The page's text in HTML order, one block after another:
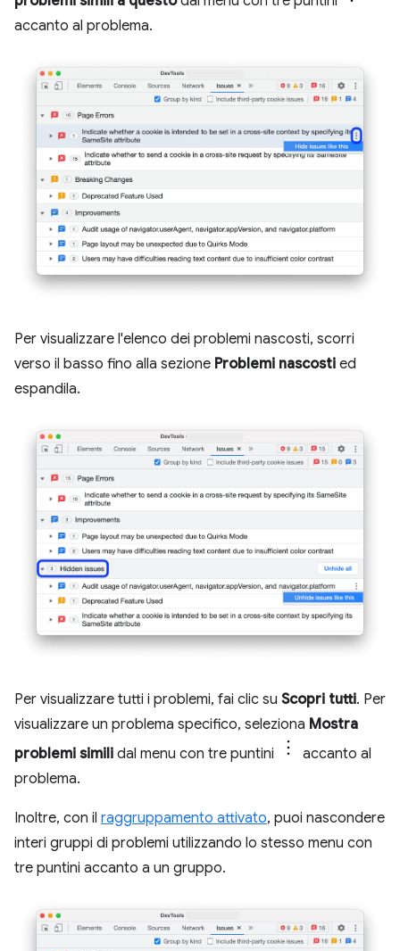
accanto al problema.
Per visualizzare l'elenco dei problemi nascosti, scorri
verso il basso fino alla sezione Problemi nascosti ed
espandila.
Per visualizzare tutti i problemi, fai clic su Scopri tutti. Per
visualizzare un problema specifico, seleziona Mostra
problemi simili dal menu con tre puntini
accanto al
problema.
Inoltre, con il raggruppamento attivato, puoi nascondere
interi gruppi di problemi utilizzando lo stesso menu con
tre puntini accanto a un gruppo.